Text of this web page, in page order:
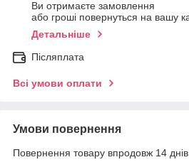
Ви отримаєте замовлення
або гроші повернуться на вашу
Детальніше
Післяплата
Всі умови оплати
Умови повернення
Повернення товару впродовж 14